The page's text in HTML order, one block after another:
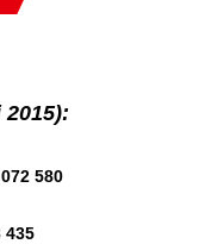
580
435